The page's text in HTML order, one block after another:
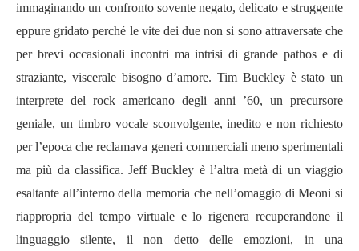
immaginando un confronto sovente negato, delicato e struggente
eppure gridato perché le vite dei due non si sono attraversate che
per brevi occasionali incontri ma intrisi di grande pathos e di
straziante, viscerale bisogno d’amore. Tim Buckley è stato un
interprete del rock americano degli anni ’60, un precursore
geniale, un timbro vocale sconvolgente, inedito e non richiesto
per l’epoca che reclamava generi commerciali meno sperimentali
ma più da classifica. Jeff Buckley è l’altra metà di un viaggio
esaltante all’interno della memoria che nell’omaggio di Meoni si
riappropria del tempo virtuale e lo rigenera recuperandone il
linguaggio silente, il non detto delle emozioni, in una